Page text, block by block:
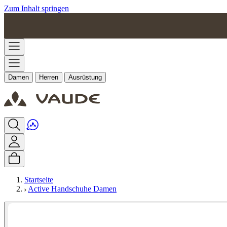
Zum Inhalt springen
Damen Herren Ausrüstung
Startseite
Active Handschuhe Damen